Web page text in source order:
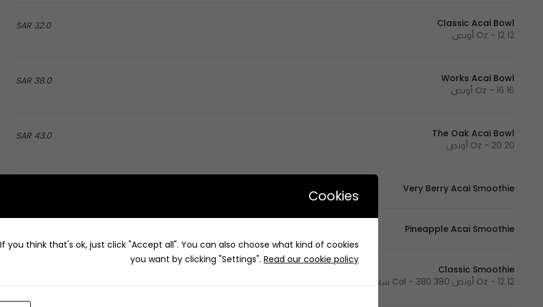
32.0 SAR
Classic Acai Bowl
12 Oz - 12 أونص
38.0 SAR
Works Acai Bowl
16 Oz - 16 أونص
43.0 SAR
The Oak Acai Bowl
20 Oz - 20 أونص
Very Berry Acai Smoothie
Pineapple Acai Smoothie
Classic Smoothie
12 Oz - 12 أونص 380 Cal - 380 سعرة حرارية
Cookies
you think that's ok, just click "Accept all". You can also choose what kind of cookies
you want by clicking "Settings". Read our cookie policy